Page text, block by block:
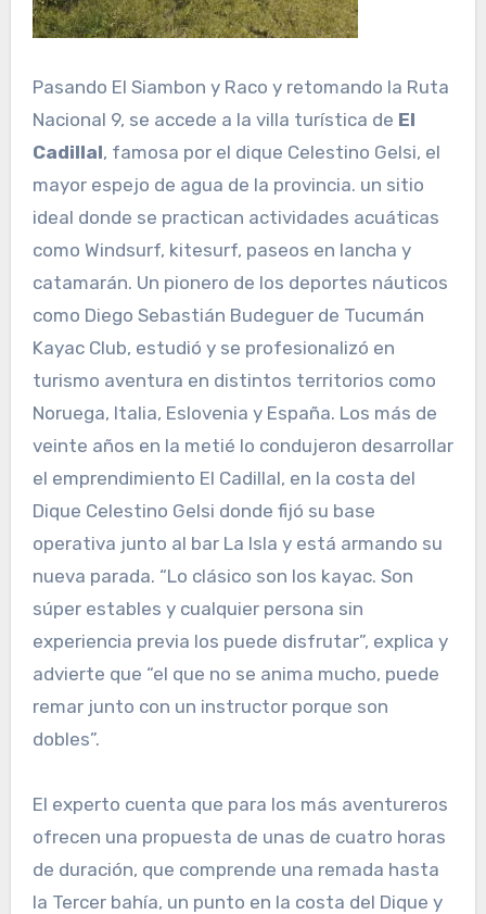
Pasando El Siambon y Raco y retomando la Ruta
Nacional 9, se accede a la villa turística de El
Cadillal, famosa por el dique Celestino Gelsi, el
mayor espejo de agua de la provincia. un sitio
ideal donde se practican actividades acuáticas
como Windsurf, kitesurf, paseos en lancha y
catamarán. Un pionero de los deportes náuticos
como Diego Sebastián Budeguer de Tucumán
Kayac Club, estudió y se profesionalizó en
turismo aventura en distintos territorios como
Noruega, Italia, Eslovenia y España. Los más de
veinte años en la metié lo condujeron desarrollar
el emprendimiento El Cadillal, en la costa del
Dique Celestino Gelsi donde fijó su base
operativa junto al bar La Isla y está armando su
nueva parada. “Lo clásico son los kayac. Son
súper estables y cualquier persona sin
experiencia previa los puede disfrutar”, explica y
advierte que “el que no se anima mucho, puede
remar junto con un instructor porque son
dobles”.
El experto cuenta que para los más aventureros
ofrecen una propuesta de unas de cuatro horas
de duración, que comprende una remada hasta
la Tercer bahía, un punto en la costa del Dique y